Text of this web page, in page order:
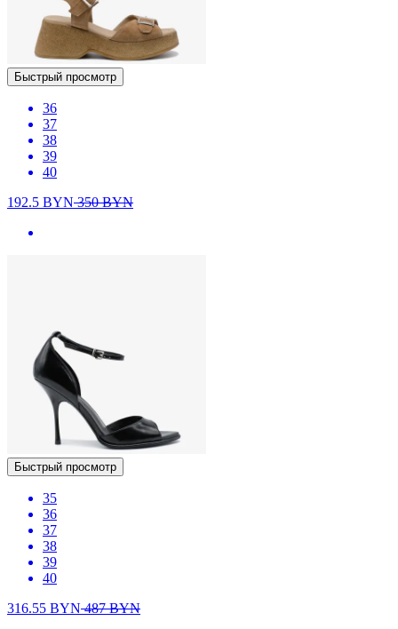
Быстрый просмотр
36
37
38
39
40
192.5 BYN350BYN
Быстрый просмотр
35
36
37
38
39
40
316.55 BYN487BYN